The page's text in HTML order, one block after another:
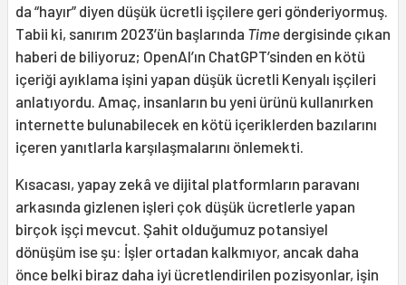
da “hayır” diyen düşük ücretli işçilere geri gönderiyormuş.
Tabii ki, sanırım 2023’ün başlarında Time dergisinde çıkan
haberi de biliyoruz; OpenAI’ın ChatGPT’sinden en kötü
içeriği ayıklama işini yapan düşük ücretli Kenyalı işçileri
anlatıyordu. Amaç, insanların bu yeni ürünü kullanırken
internette bulunabilecek en kötü içeriklerden bazılarını
içeren yanıtlarla karşılaşmalarını önlemekti.
Kısacası, yapay zekâ ve dijital platformların paravanı
arkasında gizlenen işleri çok düşük ücretlerle yapan
birçok işçi mevcut. Şahit olduğumuz potansiyel
dönüşüm ise şu: İşler ortadan kalkmıyor, ancak daha
önce belki biraz daha iyi ücretlendirilen pozisyonlar, işin